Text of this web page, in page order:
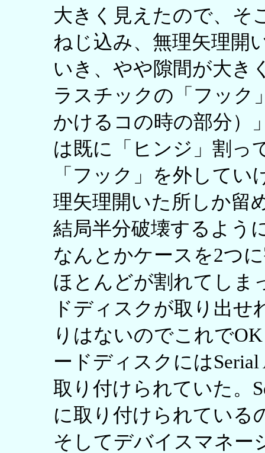
大きく見えたので、そ
ねじ込み、無理矢理開
いき、やや隙間が大き
ラスチックの「フック
かけるコの時の部分）
は既に「ヒンジ」割っ
「フック」を外して
理矢理開いた所しか留
結局半分破壊するよう
なんとかケースを2つ
ほとんどが割れてしま
ドディスクが取り出
りはないのでこれで
ードディスクには
取り付けられていた。
に取り付けられている
そしてデバイスマネー